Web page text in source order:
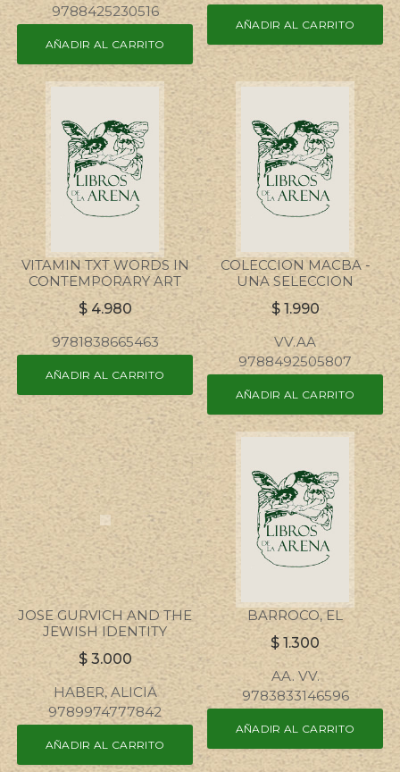
9788425230516
AÑADIR AL CARRITO
AÑADIR AL CARRITO
VITAMIN TXT WORDS IN
CONTEMPORARY ART
$ 4.980
9781838665463
AÑADIR AL CARRITO
COLECCION MACBA -
UNA SELECCION
$ 1.990
VV.AA
9788492505807
AÑADIR AL CARRITO
JOSE GURVICH AND THE
JEWISH IDENTITY
$ 3.000
HABER, ALICIA
9789974777842
AÑADIR AL CARRITO
BARROCO, EL
$ 1.300
AA. VV.
9783833146596
AÑADIR AL CARRITO